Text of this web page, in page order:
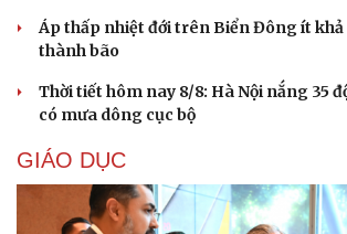
Áp thấp nhiệt đới trên Biển Đông ít
thành bão
Thời tiết hôm nay 8/8: Hà Nội nắng 35
có mưa dông cục bộ
GIÁO DỤC